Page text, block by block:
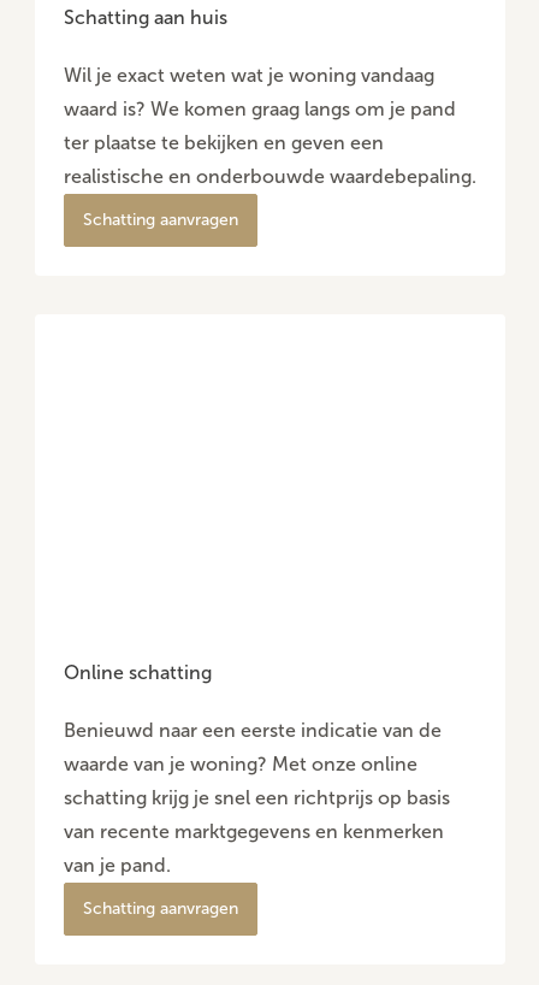
Schatting aan huis
Wil je exact weten wat je woning vandaag
waard is? We komen graag langs om je pand
ter plaatse te bekijken en geven een
realistische en onderbouwde waardebepaling.
Schatting aanvragen
Online schatting
Benieuwd naar een eerste indicatie van de
waarde van je woning? Met onze online
schatting krijg je snel een richtprijs op basis
van recente marktgegevens en kenmerken
van je pand.
Schatting aanvragen